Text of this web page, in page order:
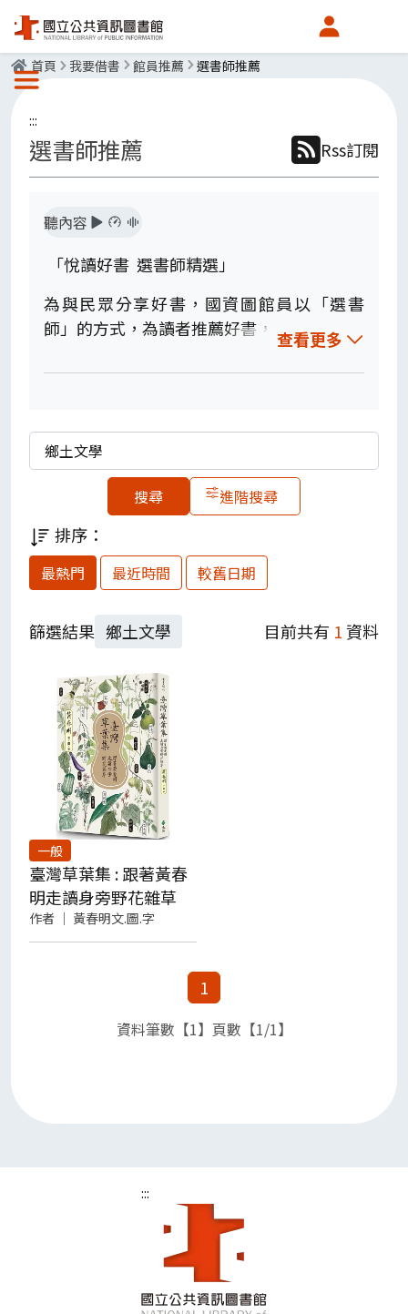
會員中心
選單按鈕
首頁 我要借書 館員推薦 選書師推薦
:::
選書師推薦 Rss訂閱
聽內容
查看更多
「悅讀好書 選書師精選」
為與民眾分享好書，國資圖館員以「選書
師」的方式，為讀者推薦好書，
並於總館一樓新書展示區展出，希望透過選
※歡迎大家借電子書喔！請點選【
】（登入後可直接借閱）
※探索全放位主題？我們參考「108年新課
綱三面九項指標主題」分類如下，歡迎善用
標籤代號參考~
A1、身心素質與自我精進；A2、系統思考與
B1、符號運用與溝通表達；B2、科技資訊與
C1、道德實踐與公民意義；C2人際關係與團
隊合作；C3、多元文化與國際理解
※另外，我們邀請你，不限任何主題，推薦
你認為超好看的書，還能獲得
月抽獎，一起來分享吧！
【看看大家推薦了什麼書】(請點我)
【我要投稿】及投稿資訊(請點我)
關鍵字
進階搜尋
排序：
最熱門 最近時間 較舊日期
篩選結果 鄉土文學 目前共有 1資料
一般
臺灣草葉集 : 跟著黃春
明走讀身旁野花雜草
作者 ｜ 黃春明文.圖.字
1
資料筆數【1】頁數【1/1】
:::